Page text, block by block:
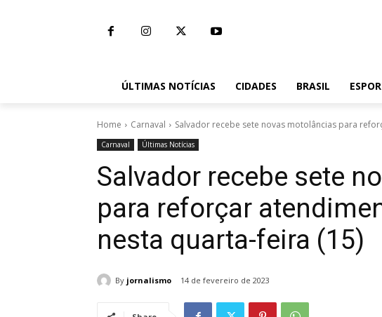
ÚLTIMAS NOTÍCIAS CIDADES BRASIL
Home Carnaval Salvador recebe sete novas motolâncias para
Carnaval Últimas Notícias
Salvador recebe sete
para reforçar
nesta quarta-feira (15)
By jornalismo 14 de fevereiro de 2023